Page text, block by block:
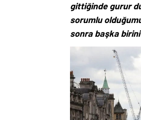
gittiğinde gurur
sorumlu
sonra başka